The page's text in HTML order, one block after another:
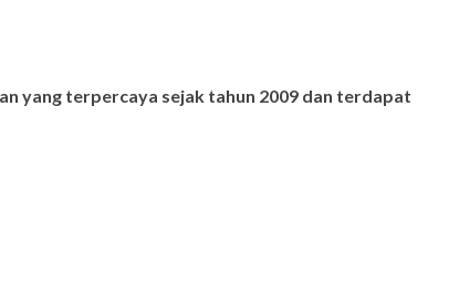
yang terpercaya sejak tahun 2009 dan terdapat